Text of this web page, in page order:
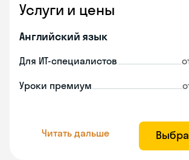
Услуги и цены
Английский язык
Для ИТ-специалистов
Уроки премиум
Читать дальше